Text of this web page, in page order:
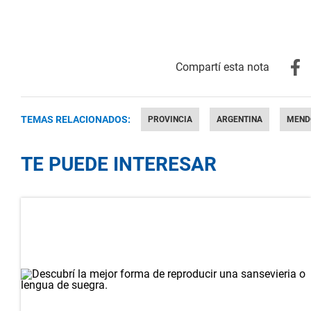
TEMAS RELACIONADOS: PROVINCIA ARGENTINA
TE PUEDE INTERESAR